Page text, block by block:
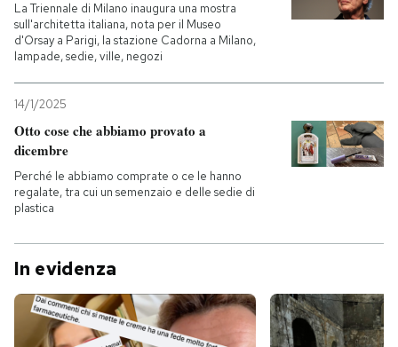
La Triennale di Milano inaugura una mostra
sull'architetta italiana, nota per il Museo
d'Orsay a Parigi, la stazione Cadorna a Milano,
lampade, sedie, ville, negozi
14/1/2025
Otto cose che abbiamo provato a
dicembre
Perché le abbiamo comprate o ce le hanno
regalate, tra cui un semenzaio e delle sedie di
plastica
In evidenza